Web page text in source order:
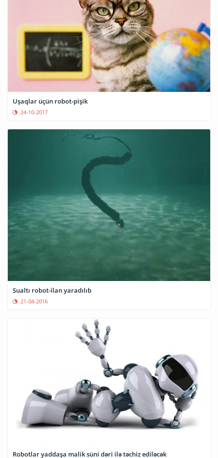
Uşaqlar üçün robot-pişik
24-10-2017
Sualtı robot-ilan yaradılıb
21-04-2016
Robotlar yaddaşa malik süni dəri ilə təchiz ediləcək